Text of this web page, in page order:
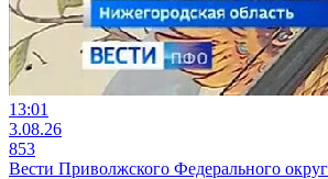
13:01
3.08.26
853
Вести Приволжского Федерального